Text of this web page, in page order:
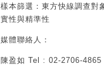
樣本篩選：東方快線調查對
實性與精準性
媒體聯絡人：
陳盈如 Tel : 02-2706-4865